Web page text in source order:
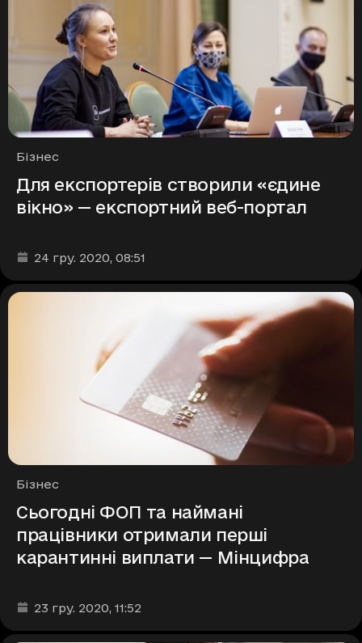
Рубрики
Бізнес
Для експортерів створили «єдине
вікно» — експортний веб-портал
Дата та час публікації
24 гру. 2020, 08:51
Рубрики
Бізнес
Сьогодні ФОП та наймані
працівники отримали перші
карантинні виплати — Мінцифра
Дата та час публікації
23 гру. 2020, 11:52